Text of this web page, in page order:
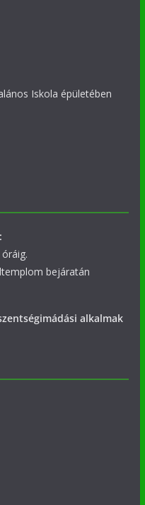
Iskola épületében
bejáratán
alkalmak